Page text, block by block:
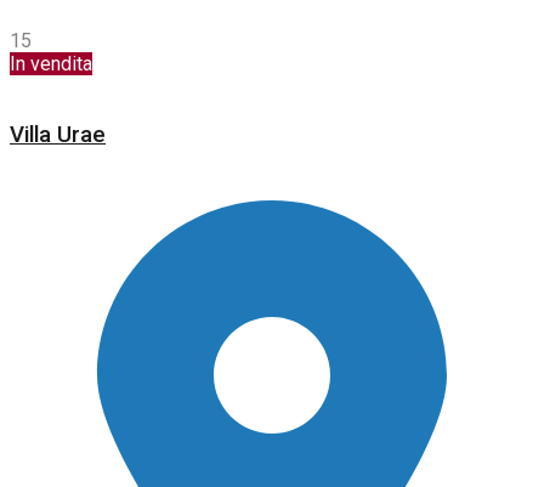
15
In vendita
Villa Urae